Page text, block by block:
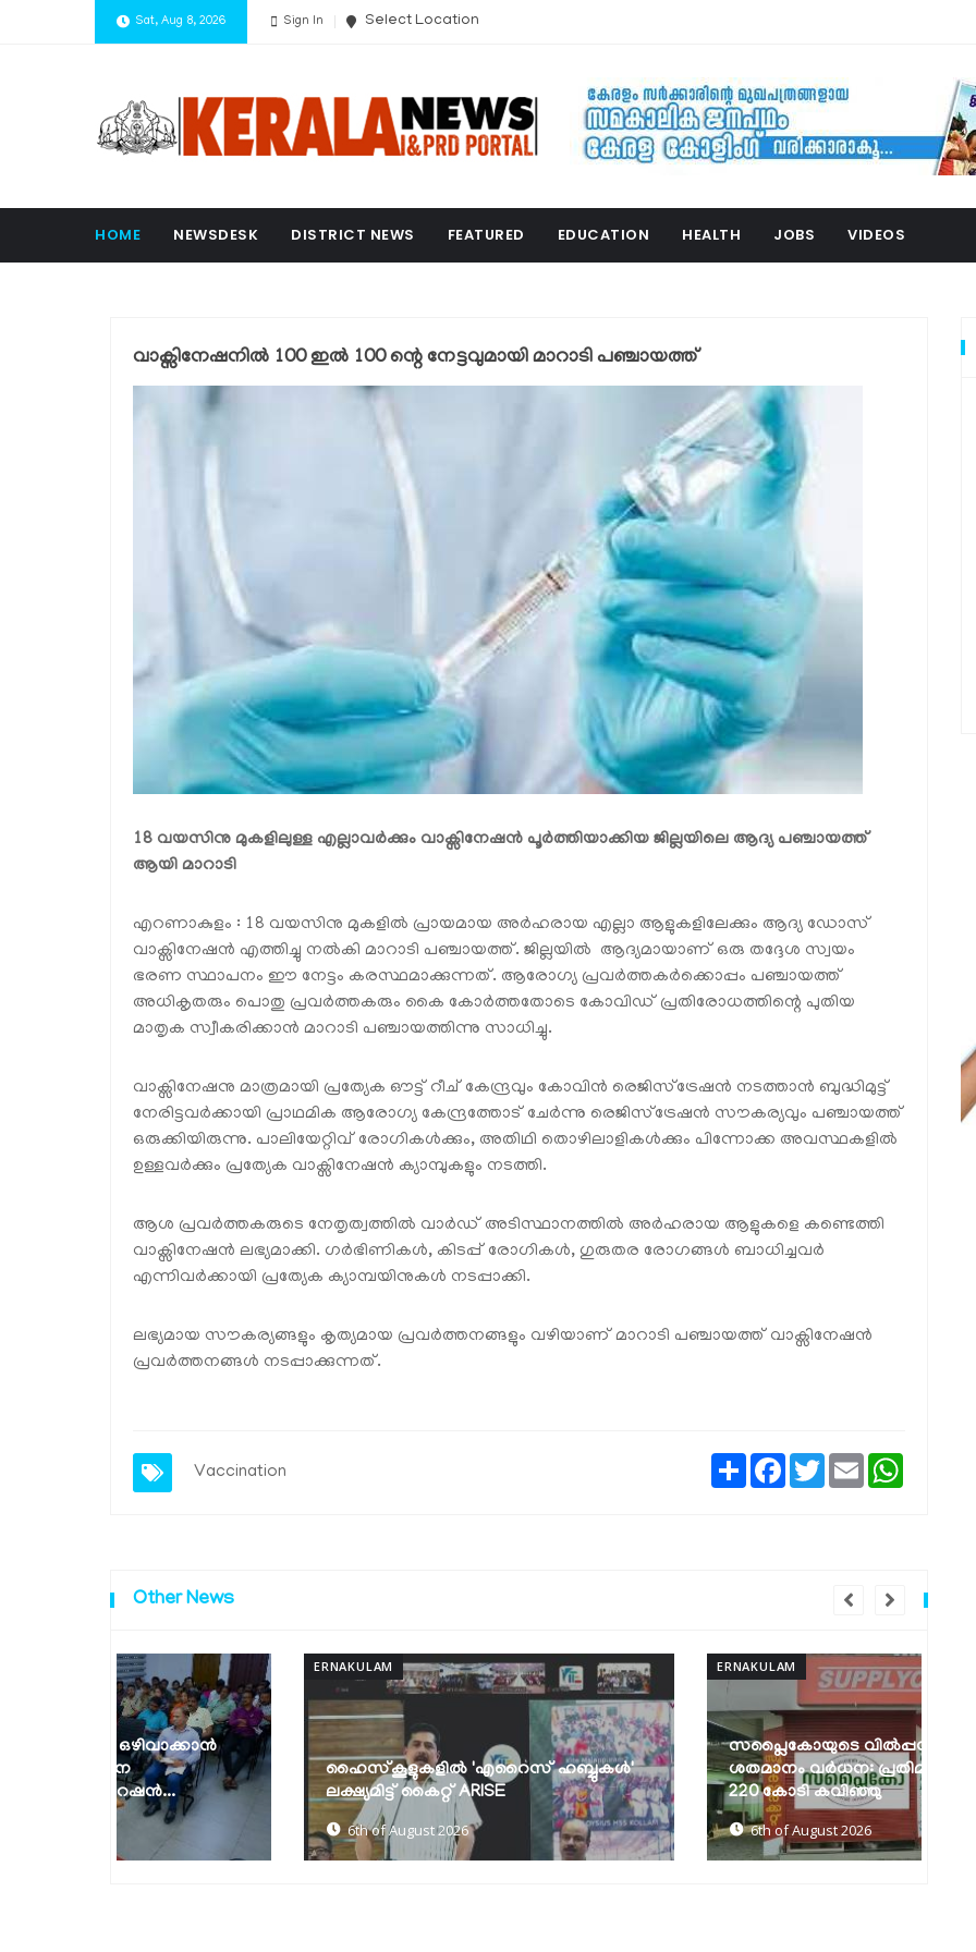
Sat, Aug 8, 2026 Sign In Select Location
HOME NEWSDESK DISTRICT NEWS FEATURED EDUCATION HEALTH JOBS VIDEOS
വാക്സിനേഷനില്‍ 100 ഇല്‍ 100 ന്റെ നേട്ടവുമായി മാറാടി പഞ്ചായത്ത്
18 വയസിനു മുകളിലുള്ള എല്ലാവര്‍ക്കും വാക്സിനേഷന്‍ പൂര്‍ത്തിയാക്കിയ ജില്ലയിലെ ആദ്യ പഞ്ചായത്ത്
ആയി മാറാടി
എറണാകുളം : 18 വയസിനു മുകളില്‍ പ്രായമായ അര്‍ഹരായ എല്ലാ ആളുകളിലേക്കും ആദ്യ ഡോസ്
വാക്സിനേഷന്‍ എത്തിച്ചു നല്‍കി മാറാടി പഞ്ചായത്ത്. ജില്ലയില്‍ ആദ്യമായാണ് ഒരു തദ്ദേശ സ്വയം
ഭരണ സ്ഥാപനം ഈ നേട്ടം കരസ്ഥമാക്കുന്നത്. ആരോഗ്യ പ്രവര്‍ത്തകര്‍ക്കൊപ്പം പഞ്ചായത്ത്
അധികൃതരും പൊതു പ്രവര്‍ത്തകരും കൈ കോര്‍ത്തതോടെ കോവിഡ് പ്രതിരോധത്തിന്റെ പുതിയ
മാതൃക സ്വീകരിക്കാന്‍ മാറാടി പഞ്ചായത്തിന്നു സാധിച്ചു.
വാക്സിനേഷനു മാത്രമായി പ്രത്യേക ഔട്ട് റീച് കേന്ദ്രവും കോവിന്‍ രെജിസ്‌ട്രേഷന്‍ നടത്താന്‍ ബുദ്ധിമുട്ട്
നേരിട്ടവര്‍ക്കായി പ്രാഥമിക ആരോഗ്യ കേന്ദ്രത്തോട് ചേര്‍ന്നു രെജിസ്‌ട്രേഷന്‍ സൗകര്യവും പഞ്ചായത്ത്
ഒരുക്കിയിരുന്നു. പാലിയേറ്റിവ് രോഗികള്‍ക്കും, അതിഥി തൊഴിലാളികള്‍ക്കും പിന്നോക്ക അവസ്ഥകളില്‍
ഉള്ളവര്‍ക്കും പ്രത്യേക വാക്സിനേഷന്‍ ക്യാമ്പുകളും നടത്തി.
ആശ പ്രവര്‍ത്തകരുടെ നേതൃത്വത്തില്‍ വാര്‍ഡ് അടിസ്ഥാനത്തില്‍ അര്‍ഹരായ ആളുകളെ കണ്ടെത്തി
വാക്സിനേഷന്‍ ലഭ്യമാക്കി. ഗര്‍ഭിണികള്‍, കിടപ്പ് രോഗികള്‍, ഗുരുതര രോഗങ്ങള്‍ ബാധിച്ചവര്‍
എന്നിവര്‍ക്കായി പ്രത്യേക ക്യാമ്പയിനുകള്‍ നടപ്പാക്കി.
ലഭ്യമായ സൗകര്യങ്ങളും കൃത്യമായ പ്രവര്‍ത്തനങ്ങളും വഴിയാണ് മാറാടി പഞ്ചായത്ത് വാക്സിനേഷന്‍
പ്രവര്‍ത്തനങ്ങള്‍ നടപ്പാക്കുന്നത്.
Vaccination
ShareFacebook
TwitterEmail
Other News
ERNAKULAM
ഹൈസ്‌കൂളുകളിൽ 'എറൈസ് ഹബ്ബുകൾ'
ലക്ഷ്യമിട്ട് കൈറ്റ് ARISE
6th of August 2026
ERNAKULAM
സപ്ലൈകോയുടെ വിൽപ്പനയിൽ 10
ശതമാനം വർധന: പ്രതിമാസ വിൽപ്പന
220 കോടി കവിഞ്ഞു
6th of August 2026